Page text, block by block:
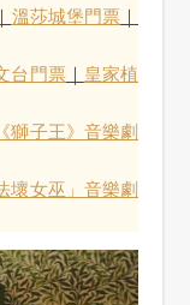
｜ 溫莎城堡門票 ｜
台門票｜ 皇家植
獅子王》音樂劇
壞女巫」音樂劇